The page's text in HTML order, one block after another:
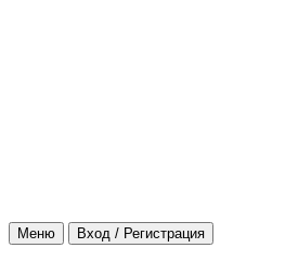
Меню Вход / Регистрация